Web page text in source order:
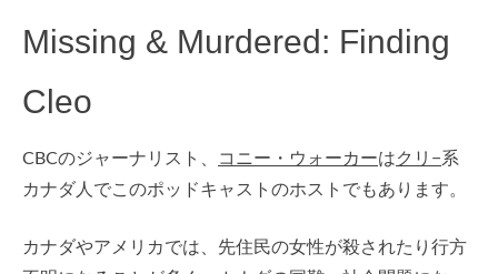
Missing & Murdered: Finding
Cleo
CBCのジャーナリスト、 コニー・ウォーカーはクリ−系
カナダ人でこのポッドキャストのホストでもあります。
カナダやアメリカでは、先住民の女性が殺されたり行方